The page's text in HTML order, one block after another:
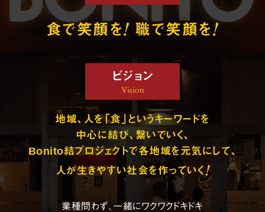
食で笑顔を! 職で笑顔を!
ビジョン
Vision
地域、人を「食」というキーワードを
中心に結び、繋いでいく、
Bonito結プロジェクトで各地域を元気にして、
人が生きやすい社会を作っていく!
業種問わず、一緒にワクワクドキドキ